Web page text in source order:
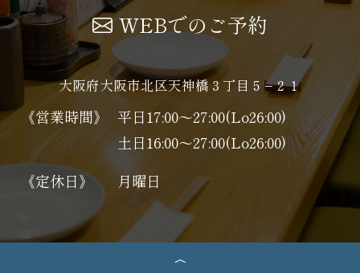
WEBでのご予約
大阪府大阪市北区天神橋３丁目５−２１
《営業時間》
平日17:00～27:00(Lo26:00)
土日16:00～27:00(Lo26:00)
《定休日》
月曜日